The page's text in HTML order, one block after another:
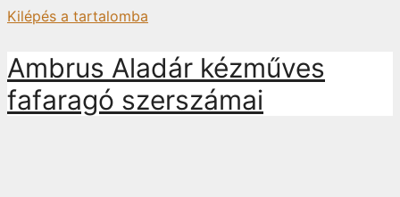
Kilépés a tartalomba
Ambrus Aladár kézműves
fafaragó szerszámai